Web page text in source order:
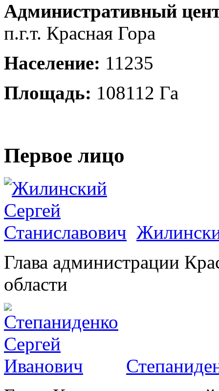
Административный
п.г.т. Красная Гора
Население: 11235
Площадь: 108112 Га
Первое лицо
Глава администрации
области